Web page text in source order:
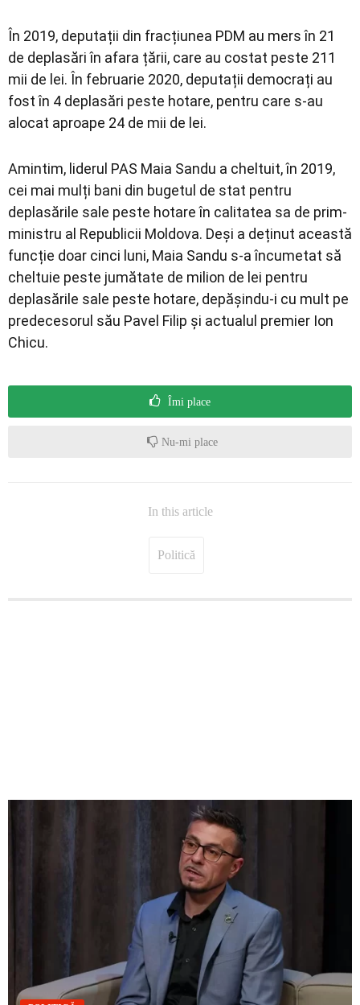
În 2019, deputații din fracțiunea PDM au mers în 21
de deplasări în afara țării, care au costat peste 211
mii de lei. În februarie 2020, deputații democrați au
fost în 4 deplasări peste hotare, pentru care s-au
alocat aproape 24 de mii de lei.
Amintim, liderul PAS Maia Sandu a cheltuit, în 2019,
cei mai mulți bani din bugetul de stat pentru
deplasările sale peste hotare în calitatea sa de prim-
ministru al Republicii Moldova. Deși a deținut această
funcție doar cinci luni, Maia Sandu s-a încumetat să
cheltuie peste jumătate de milion de lei pentru
deplasările sale peste hotare, depășindu-i cu mult pe
predecesorul său Pavel Filip și actualul premier Ion
Chicu.
Îmi place
Nu-mi place
In this article
Politică